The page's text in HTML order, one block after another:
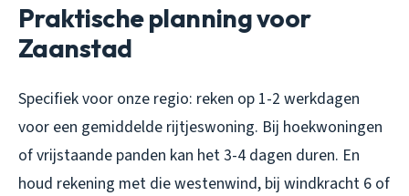
Praktische planning voor
Zaanstad
Specifiek voor onze regio: reken op 1-2 werkdagen
voor een gemiddelde rijtjeswoning. Bij hoekwoningen
of vrijstaande panden kan het 3-4 dagen duren. En
houd rekening met die westenwind, bij windkracht 6 of